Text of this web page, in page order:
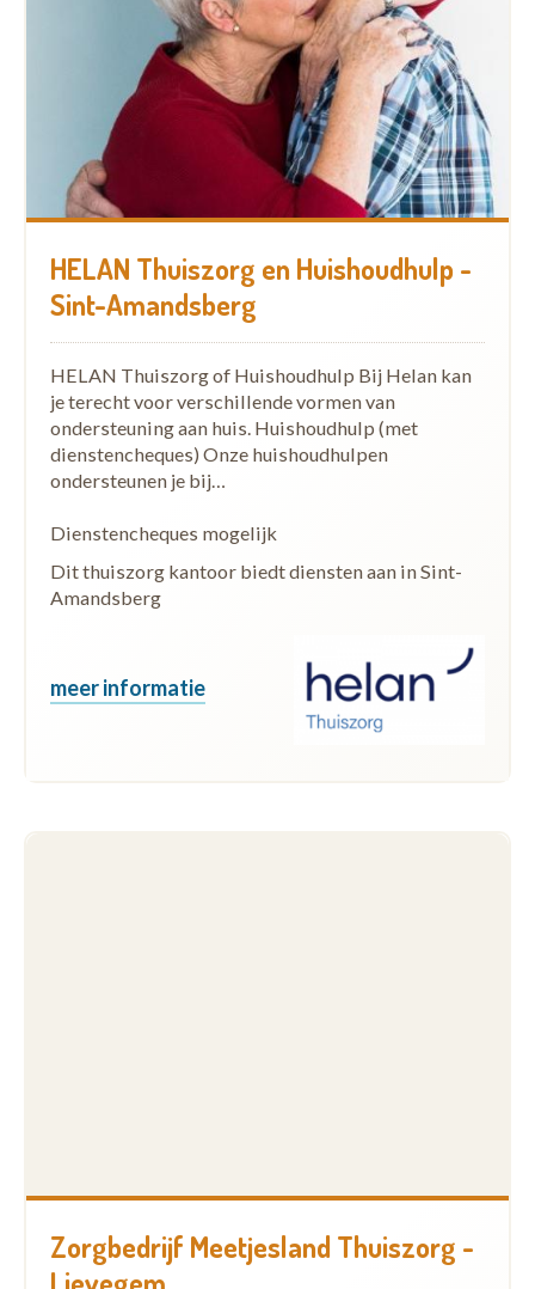
HELAN Thuiszorg en Huishoudhulp -
Sint-Amandsberg
HELAN Thuiszorg of Huishoudhulp Bij Helan kan
je terecht voor verschillende vormen van
ondersteuning aan huis. Huishoudhulp (met
dienstencheques) Onze huishoudhulpen
ondersteunen je bij…
Dienstencheques mogelijk
Dit thuiszorg kantoor biedt diensten aan in Sint-
Amandsberg
meer informatie
Zorgbedrijf Meetjesland Thuiszorg -